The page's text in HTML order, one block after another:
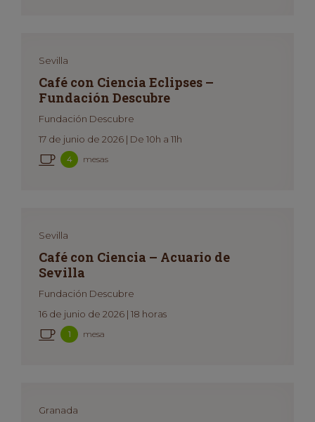
Sevilla
Café con Ciencia Eclipses –
Fundación Descubre
Fundación Descubre
17 de junio de 2026 | De 10h a 11h
4 mesas
Sevilla
Café con Ciencia – Acuario de
Sevilla
Fundación Descubre
16 de junio de 2026 | 18 horas
1 mesa
Granada